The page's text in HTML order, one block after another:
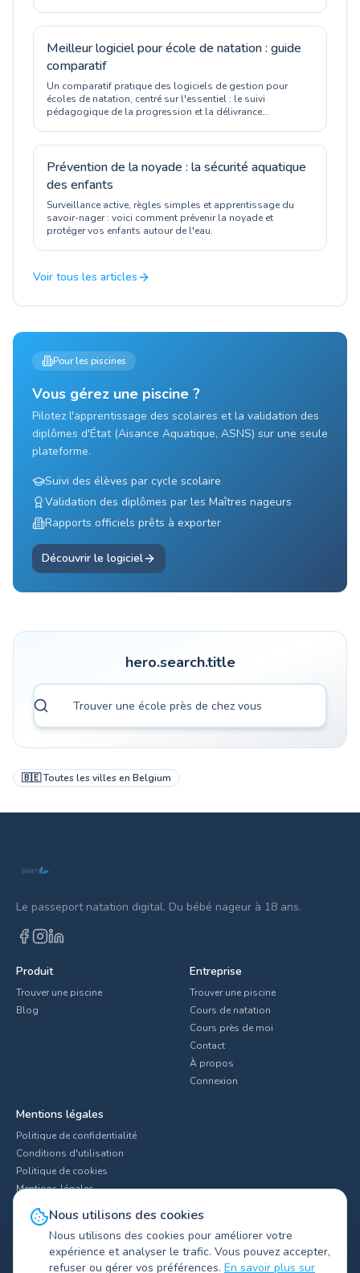
Meilleur logiciel pour école de natation : guide
comparatif
Un comparatif pratique des logiciels de gestion pour
écoles de natation, centré sur l'essentiel : le suivi
pédagogique de la progression et la délivrance
Prévention de la noyade : la sécurité aquatique
des enfants
Surveillance active, règles simples et apprentissage du
savoir-nager : voici comment prévenir la noyade et
protéger vos enfants autour de l'eau.
Voir tous les articles
Pour les piscines
Vous gérez une piscine ?
Pilotez l'apprentissage des scolaires et la validation des
diplômes d'État (Aisance Aquatique, ASNS) sur une seule
plateforme.
Suivi des élèves par cycle scolaire
Validation des diplômes par les Maîtres nageurs
Rapports officiels prêts à exporter
Découvrir le logiciel
hero.search.title
🇧🇪Toutes les villes en Belgium
Le passeport natation digital. Du bébé nageur à 18 ans.
Produit
Trouver une piscine
Blog
Entreprise
Trouver une piscine
Cours de natation
Cours près de moi
Contact
À propos
Connexion
Mentions légales
Politique de confidentialité
Conditions d'utilisation
Politique de cookies
Mentions légales
Paramètres des cookies
Nous utilisons des cookies
Nous utilisons des cookies pour améliorer votre
expérience et analyser le trafic. Vous pouvez accepter,
refuser ou gérer vos préférences. En savoir plus sur